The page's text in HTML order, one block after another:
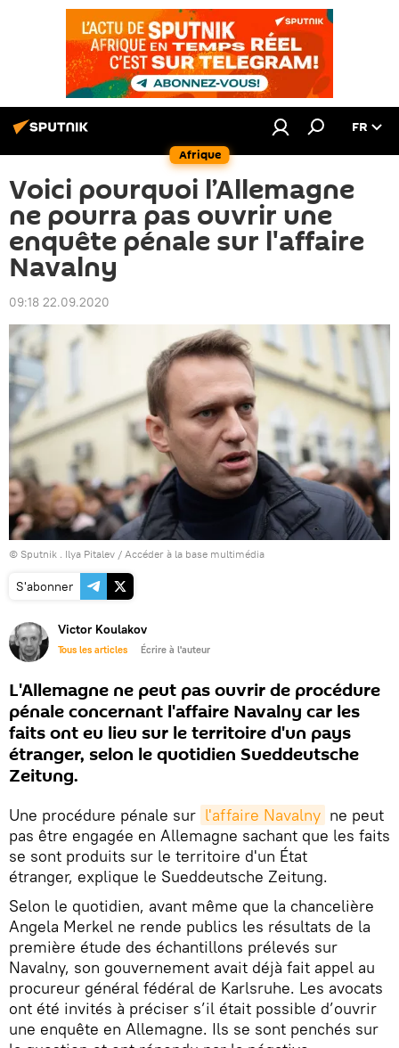
Afrique
FR
Voici pourquoi l’Allemagne
ne pourra pas ouvrir une
enquête pénale sur l'affaire
Navalny
09:18 22.09.2020
© Sputnik . Ilya Pitalev / Accéder à la base multimédia
S'abonner
Victor Koulakov
Tous les articles Écrire à l'auteur
L'Allemagne ne peut pas ouvrir de procédure
pénale concernant l'affaire Navalny car les
faits ont eu lieu sur le territoire d'un pays
étranger, selon le quotidien Sueddeutsche
Zeitung.
Une procédure pénale sur l'affaire Navalny ne peut
pas être engagée en Allemagne sachant que les faits
se sont produits sur le territoire d'un État
étranger, explique le Sueddeutsche Zeitung.
Selon le quotidien, avant même que la chancelière
Angela Merkel ne rende publics les résultats de la
première étude des échantillons prélevés sur
Navalny, son gouvernement avait déjà fait appel au
procureur général fédéral de Karlsruhe. Les avocats
ont été invités à préciser s’il était possible d’ouvrir
une enquête en Allemagne. Ils se sont penchés sur